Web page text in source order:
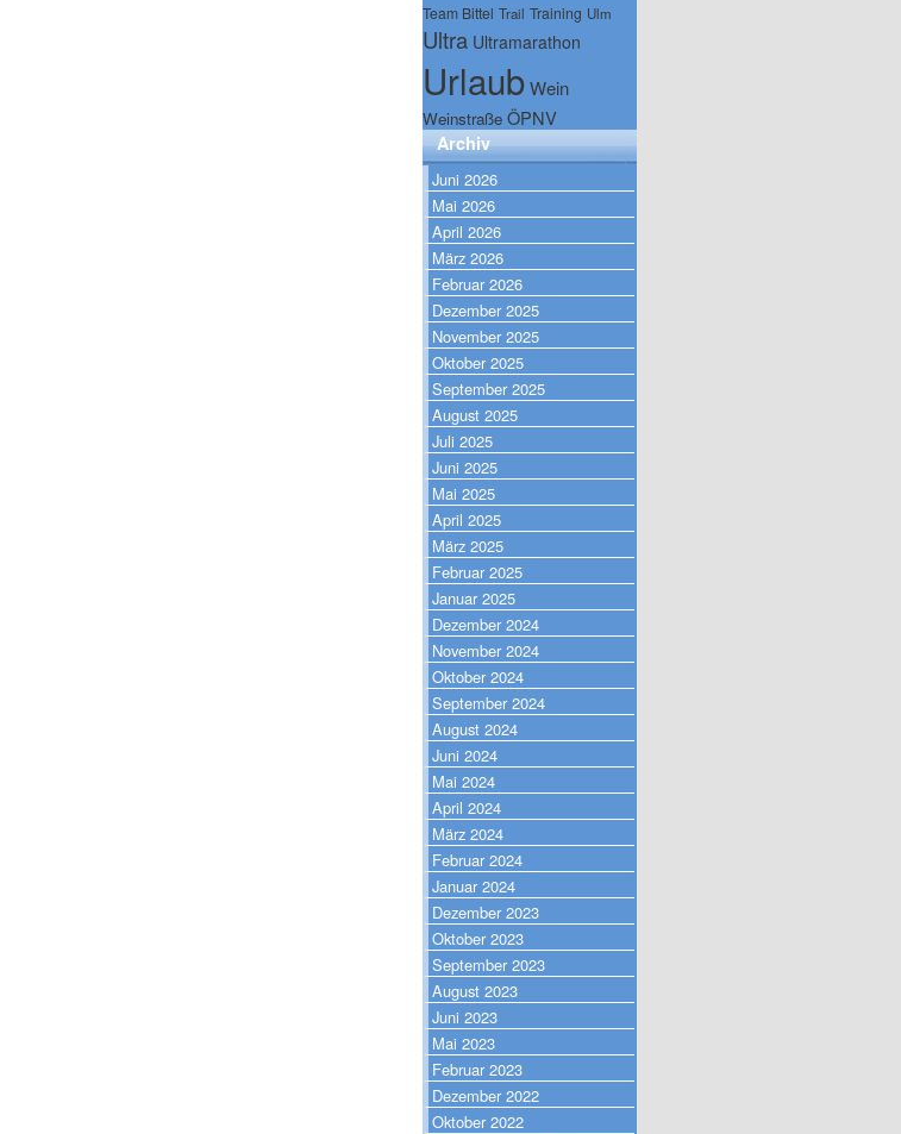
Team Bittel Trail Training Ulm
Ultra Ultramarathon
UrlaubWein
Weinstraße ÖPNV
Archiv
Juni 2026
Mai 2026
April 2026
März 2026
Februar 2026
Dezember 2025
November 2025
Oktober 2025
September 2025
August 2025
Juli 2025
Juni 2025
Mai 2025
April 2025
März 2025
Februar 2025
Januar 2025
Dezember 2024
November 2024
Oktober 2024
September 2024
August 2024
Juni 2024
Mai 2024
April 2024
März 2024
Februar 2024
Januar 2024
Dezember 2023
Oktober 2023
September 2023
August 2023
Juni 2023
Mai 2023
Februar 2023
Dezember 2022
Oktober 2022